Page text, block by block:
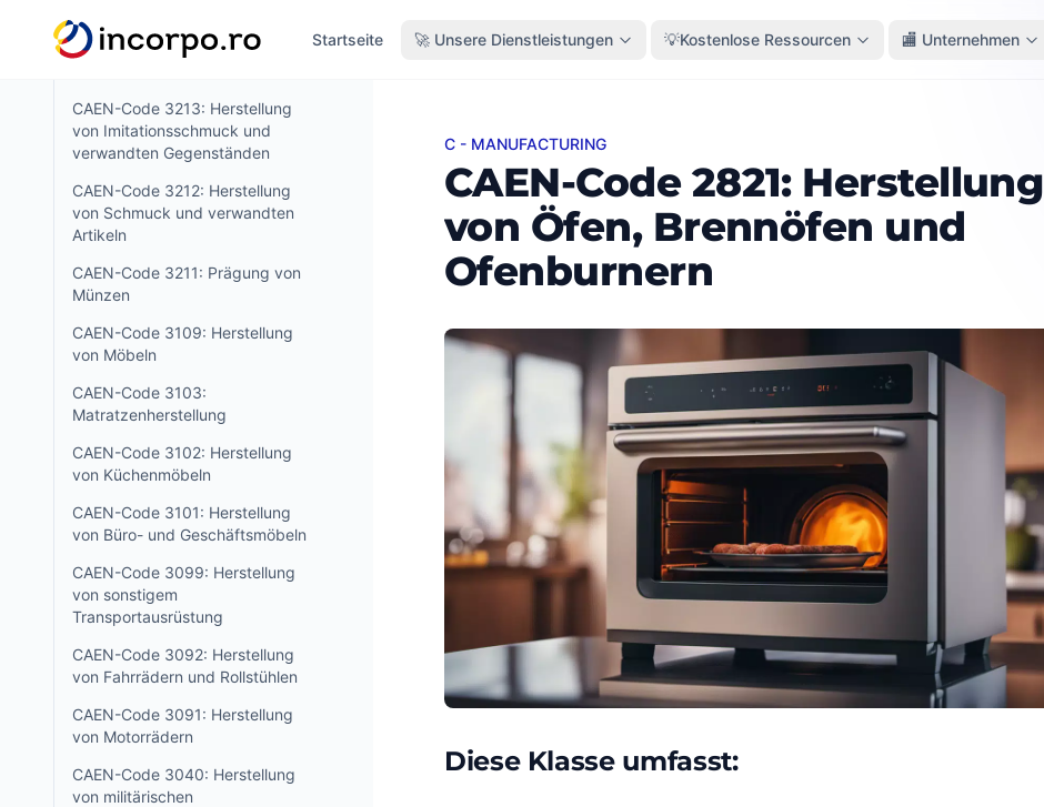
springen
Startseite 🚀 Unsere Dienstleistungen 💡Kostenlose Ressourcen 🏬 Unternehmen
CAEN-Code 3220: Herstellung
CAEN-Code 3213: Herstellung
von Imitationsschmuck und
verwandten Gegenständen
CAEN-Code 3212: Herstellung
von Schmuck und verwandten
Artikeln
CAEN-Code 3211: Prägung von
Münzen
CAEN-Code 3109: Herstellung
von Möbeln
CAEN-Code 3103:
Matratzenherstellung
CAEN-Code 3102: Herstellung
von Küchenmöbeln
CAEN-Code 3101: Herstellung
von Büro- und Geschäftsmöbeln
CAEN-Code 3099: Herstellung
von sonstigem
Transportausrüstung
CAEN-Code 3092: Herstellung
von Fahrrädern und Rollstühlen
CAEN-Code 3091: Herstellung
von Motorrädern
CAEN-Code 3040: Herstellung
von militärischen
CAEN-Code 2821: Herstellung von Öfen, Brennöfen und Ofenburnern
C - MANUFACTURING
CAEN-Code 2821: Herstellung
von Öfen, Brennöfen und
Ofenburnern
Diese Klasse umfasst: